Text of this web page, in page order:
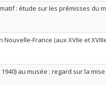
: étude sur les prémisses du
France (aux XVIIe et
au musée : regard sur la